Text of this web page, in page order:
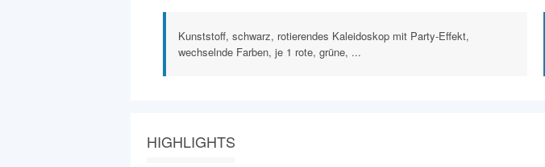
Kunststoff, schwarz, rotierendes Kaleidoskop mit Party-Effekt,
wechselnde Farben, je 1 rote, grüne, ...
HIGHLIGHTS